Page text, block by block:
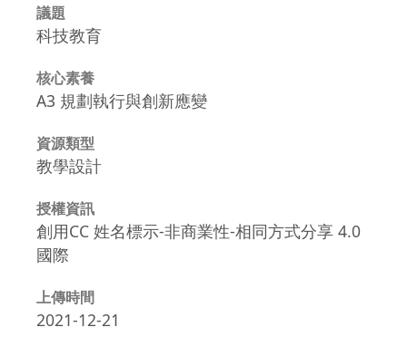
議題
科技教育
核心素養
A3 規劃執行與創新應變
資源類型
教學設計
授權資訊
創用CC 姓名標示-非商業性-相同方式分享 4.0
國際
上傳時間
2021-12-21